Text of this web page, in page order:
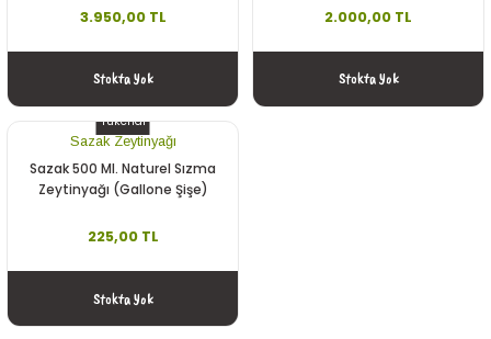
3.950,00 TL
Stokta Yok
2.000,00 TL
Stokta Yok
Tükendi
Sazak Zeytinyağı
Sazak 500 Ml. Naturel Sızma
Zeytinyağı (Gallone Şişe)
225,00 TL
Stokta Yok